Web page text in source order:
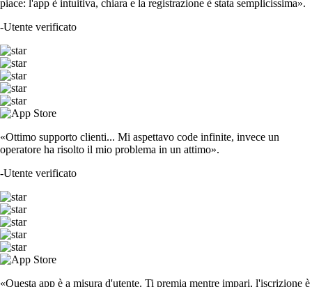
piace: l'app è intuitiva, chiara e la registrazione è stata semplicissima».
-Utente verificato
«Ottimo supporto clienti... Mi aspettavo code infinite, invece un
operatore ha risolto il mio problema in un attimo».
-Utente verificato
«Questa app è a misura d'utente. Ti premia mentre impari, l'iscrizione è